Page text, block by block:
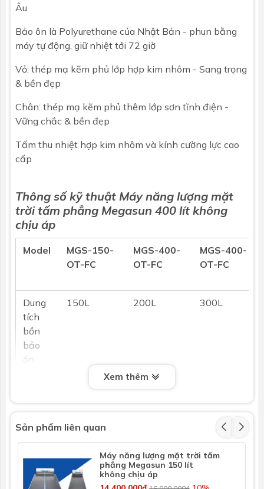
Âu
Bảo ôn là Polyurethane của Nhật Bản - phun bằng
máy tự động, giữ nhiệt tới 72 giờ
Vỏ: thép mạ kẽm phủ lớp hợp kim nhôm - Sang trọng
& bền đẹp
Chân: thép mạ kẽm phủ thêm lớp sơn tĩnh điện -
Vững chắc & bền đẹp
Tấm thu nhiệt hợp kim nhôm và kính cường lực cao
cấp
Thông số kỹ thuật Máy năng lượng mặt
trời tấm phẳng Megasun 400 lít không
chịu áp
Model
MGS-150-
OT-FC
MGS-400-
OT-FC
MGS-400-
OT-FC
Dung
tích
bồn
bảo
ôn
150L 200L 300L
Loại
bồn /
việc
Bồn hở - loại không chịu áp lực
Xem thêm
Sản phẩm liên quan
Máy năng lượng mặt trời tấm
phẳng Megasun 150 lít
không chịu áp